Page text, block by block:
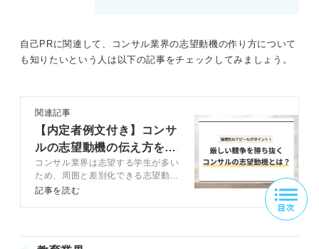
自己PRに関連して、コンサル業界の志望動機の作り方について
も知りたいという人は以下の記事をチェックしてみましょう。
関連記事
【内定者例文付き】コンサ
ルの志望動機の伝え方を現
役コンサルが解説
コンサル業界は志望する学生が多い
ため、周囲と差別化できる志望動機
を作れるかがポイントです。この記
ます。ほかにもアピールすべき要素
記事を読む